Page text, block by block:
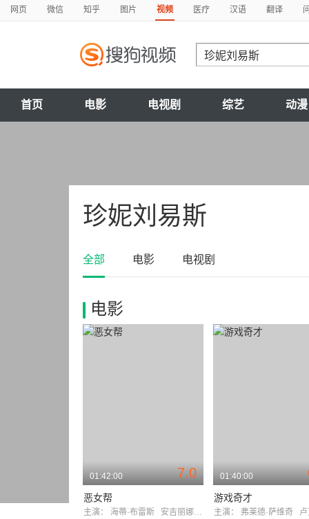
网页 微信 知乎 图片 视频 医疗 汉语 翻译
首页 电影 电视剧 综艺 动漫
珍妮刘易斯
全部 电影 电视剧
电影
7.0
01:42:00
恶女帮
主演： 海蒂·布雷斯 安吉丽娜·朱莉
01:40:00
游戏奇才
主演： 弗莱德·萨维奇 卢克·